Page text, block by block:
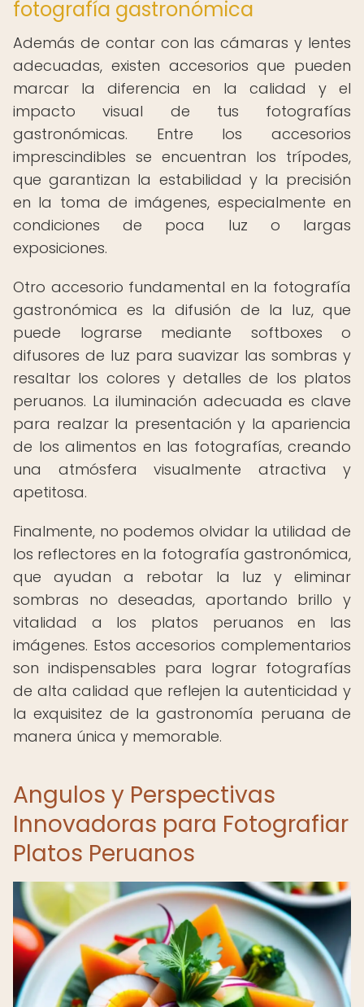
fotografía gastronómica
Además de contar con las cámaras y lentes
adecuadas, existen accesorios que pueden
marcar la diferencia en la calidad y el
impacto visual de tus fotografías
gastronómicas. Entre los accesorios
imprescindibles se encuentran los trípodes,
que garantizan la estabilidad y la precisión
en la toma de imágenes, especialmente en
condiciones de poca luz o largas
exposiciones.
Otro accesorio fundamental en la fotografía
gastronómica es la difusión de la luz, que
puede lograrse mediante softboxes o
difusores de luz para suavizar las sombras y
resaltar los colores y detalles de los platos
peruanos. La iluminación adecuada es clave
para realzar la presentación y la apariencia
de los alimentos en las fotografías, creando
una atmósfera visualmente atractiva y
apetitosa.
Finalmente, no podemos olvidar la utilidad de
los reflectores en la fotografía gastronómica,
que ayudan a rebotar la luz y eliminar
sombras no deseadas, aportando brillo y
vitalidad a los platos peruanos en las
imágenes. Estos accesorios complementarios
son indispensables para lograr fotografías
de alta calidad que reflejen la autenticidad y
la exquisitez de la gastronomía peruana de
manera única y memorable.
Angulos y Perspectivas
Innovadoras para Fotografiar
Platos Peruanos